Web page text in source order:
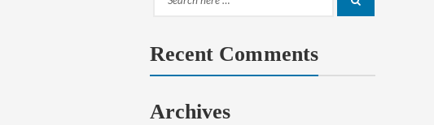
Search
Recent Comments
Archives